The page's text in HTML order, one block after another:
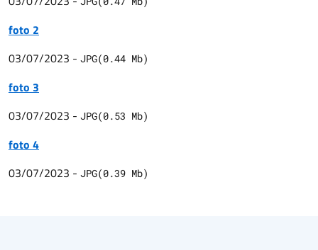
foto 2
03/07/2023 - JPG(0.44 Mb)
foto 3
03/07/2023 - JPG(0.53 Mb)
foto 4
03/07/2023 - JPG(0.39 Mb)